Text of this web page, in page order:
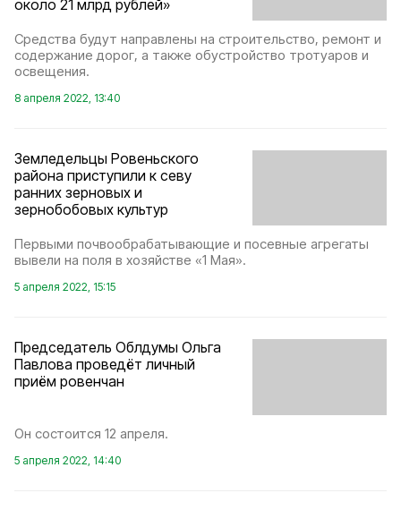
около 21 млрд рублей»
Средства будут направлены на строительство, ремонт и
содержание дорог, а также обустройство тротуаров и
освещения.
8 апреля 2022, 13:40
Земледельцы Ровеньского
района приступили к севу
ранних зерновых и
зернобобовых культур
Первыми почвообрабатывающие и посевные агрегаты
вывели на поля в хозяйстве «1 Мая».
5 апреля 2022, 15:15
Председатель Облдумы Ольга
Павлова проведёт личный
приём ровенчан
Он состоится 12 апреля.
5 апреля 2022, 14:40